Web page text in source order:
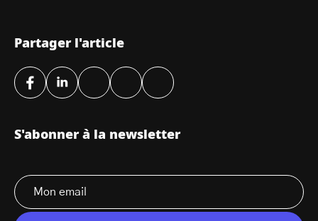
Partager l'article
S'abonner à la newsletter